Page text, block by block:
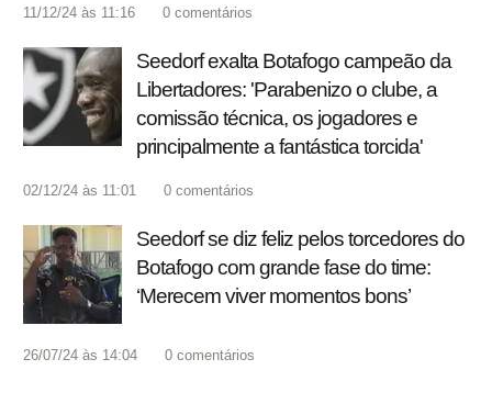
11/12/24 às 11:16 0 comentários
Seedorf exalta Botafogo campeão da
Libertadores: 'Parabenizo o clube, a
comissão técnica, os jogadores e
principalmente a fantástica torcida'
02/12/24 às 11:01 0 comentários
Seedorf se diz feliz pelos torcedores do
Botafogo com grande fase do time:
‘Merecem viver momentos bons’
26/07/24 às 14:04 0 comentários